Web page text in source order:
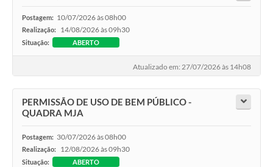
Postagem: 10/07/2026 às 08h00
Realização: 14/08/2026 às 09h30
Situação: ABERTO
Atualizado em: 27/07/2026 às 14h08
PERMISSÃO DE USO DE BEM PÚBLICO -
QUADRA MJA
Postagem: 30/07/2026 às 08h00
Realização: 12/08/2026 às 09h30
Situação: ABERTO